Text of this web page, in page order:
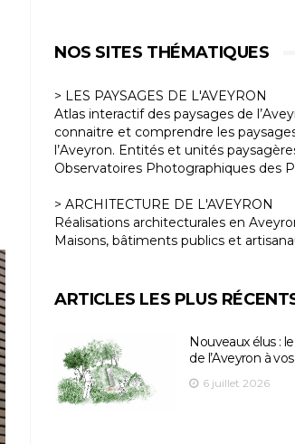
NOS SITES THÉMATIQUES
> LES PAYSAGES DE L'AVEYRON
Atlas interactif des paysages de
connaitre et comprendre les
l’Aveyron. Entités et unités
Observatoires Photographiques des
> ARCHITECTURE DE L'AVEYRON
Réalisations architecturales en
Maisons, bâtiments publics et
ARTICLES LES PLUS
Nouveaux élus : le
de l’Aveyron à
6 juillet 2026